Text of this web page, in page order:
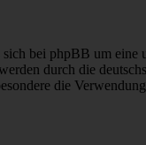
bei phpBB um eine
durch die
die